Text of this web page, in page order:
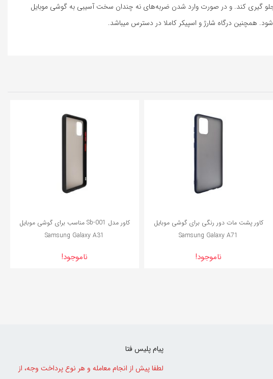
گیری کند. و در صورت وارد شدن ضربه‌های نه چندان سخت آسیبی به گوشی موبایل
همچنین درگاه شارژ و اسپیکر کاملا در دسترس میباشد.
کاور پشت مات دور رنگی برای گوشی موبایل
Samsung Galaxy A71
ناموجود!
کاور مدل Sb-001 مناسب برای گوشی موبایل
Samsung Galaxy A31
ناموجود!
پیام پلیس فتا
لطفا پیش از انجام معامله و هر نوع پرداخت وجه، از